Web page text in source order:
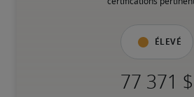
Élevé